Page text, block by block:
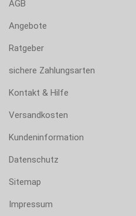
AGB
Angebote
Ratgeber
sichere Zahlungsarten
Kontakt & Hilfe
Versandkosten
Kundeninformation
Datenschutz
Sitemap
Impressum